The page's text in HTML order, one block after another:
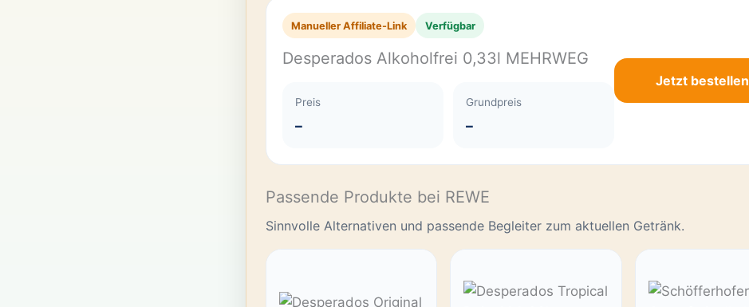
Manueller Affiliate-Link Verfügbar
Desperados Alkoholfrei 0,33l MEHRWEG
Preis
–
Grundpreis
–
Jetzt bestellen
Passende Produkte bei REWE
Sinnvolle Alternativen und passende Begleiter zum aktuellen Getränk.